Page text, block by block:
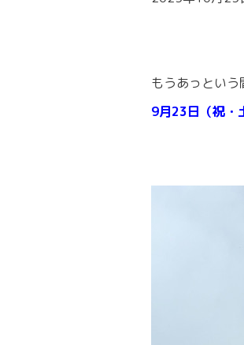
もうあっとい
9月23日（祝・